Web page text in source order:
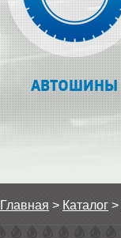
АВТОШИНЫ
Главная > Каталог >